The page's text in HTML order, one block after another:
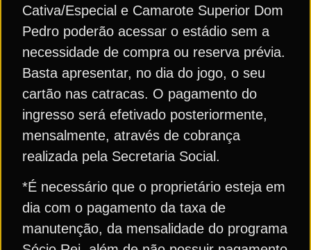
Cativa/Especial e Camarote Superior Dom
Pedro poderão acessar o estádio sem a
necessidade de compra ou reserva prévia.
Basta apresentar, no dia do jogo, o seu
cartão nas catracas. O pagamento do
ingresso será efetivado posteriormente,
mensalmente, através de cobrança
realizada pela Secretaria Social.
*É necessário que o proprietário esteja em
dia com o pagamento da taxa de
manutenção, da mensalidade do programa